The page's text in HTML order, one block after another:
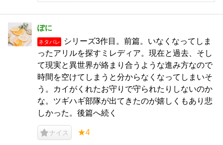
ぽに
ネタバレ
シリーズ3作目。前篇。いなくなってしま
ったアリルを探すミレディア。現在と過去、そし
て現実と異世界が絡まり合うような進み方なので
時間を空けてしまうと分からなくなってしまいそ
う。カイがくれたお守りで守られたりしないのか
な。ツギハギ部隊が出てきたのが嬉しくもあり悲
しかった。後篇へ続く
ナイス ★4